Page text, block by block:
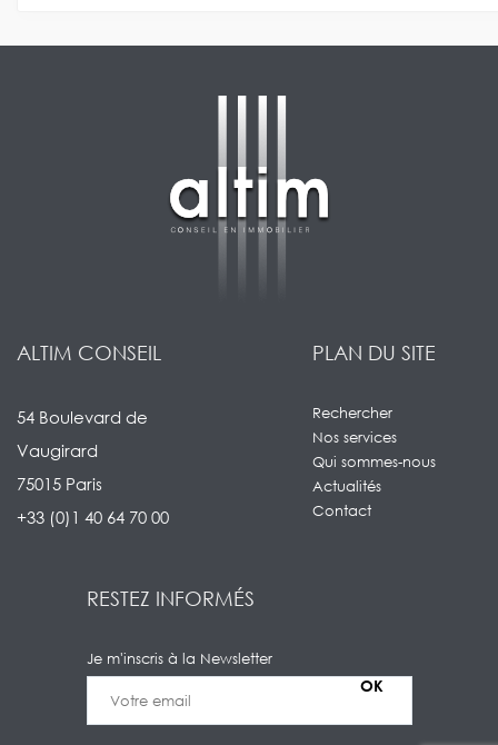
ALTIM CONSEIL
54 Boulevard de
Vaugirard
75015 Paris
+33 (0)1 40 64 70 00
PLAN DU SITE
Rechercher
Nos services
Qui sommes-nous
Actualités
Contact
RESTEZ INFORMÉS
Je m'inscris à la Newsletter